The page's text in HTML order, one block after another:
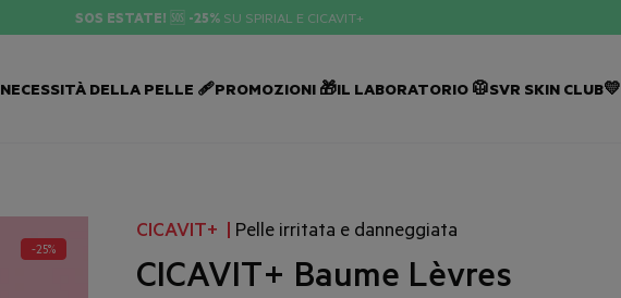
SU SPIRIAL E CICAVIT+
NECESSITÀ DELLA PELLE 🩹PROMOZIONI 🎁IL LABORATORIO 🥼SVR SKIN CLUB💛
-25%
CICAVIT+ | Pelle irritata e danneggiata
CICAVIT+ Baume Lèvres